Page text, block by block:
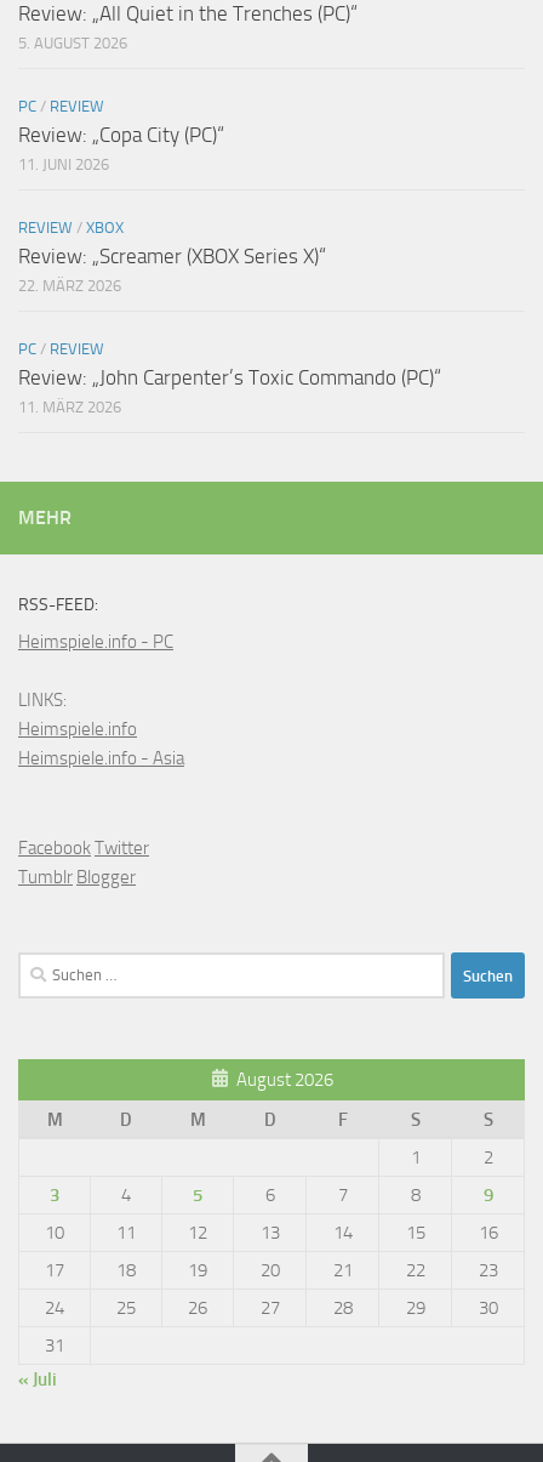
Review: „All Quiet in the Trenches (PC)“
5. AUGUST 2026
PC / REVIEW
Review: „Copa City (PC)“
11. JUNI 2026
REVIEW / XBOX
Review: „Screamer (XBOX Series X)“
22. MÄRZ 2026
PC / REVIEW
Review: „John Carpenter’s Toxic Commando (PC)“
11. MÄRZ 2026
MEHR
RSS-FEED:
Heimspiele.info - PC
LINKS:
Heimspiele.info
Heimspiele.info - Asia
FacebookTwitter
Tumblr Blogger
Suchen
nach:
August 2026
M
D M D F S
S
1
2
3
4 5 6 7 8
9
10
11 12 13 14 15
16
17
18 19 20 21 22
23
24
25 26 27 28 29
30
31
« Juli